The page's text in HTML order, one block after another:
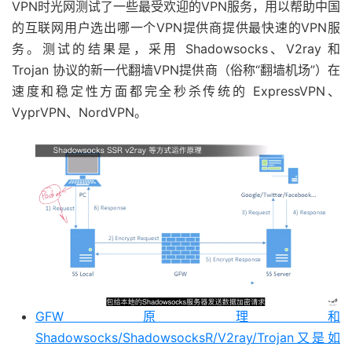
VPN时光网测试了一些最受欢迎的VPN服务，用以帮助中国
的互联网用户选出哪一个VPN提供商提供最快速的VPN服
务。测试的结果是，采用 Shadowsocks、V2ray 和
Trojan 协议的新一代翻墙VPN提供商（俗称“翻墙机场”）在
速度和稳定性方面都完全秒杀传统的 ExpressVPN、
VyprVPN、NordVPN。
GFW原理和
Shadowsocks/ShadowsocksR/V2ray/Trojan又是如